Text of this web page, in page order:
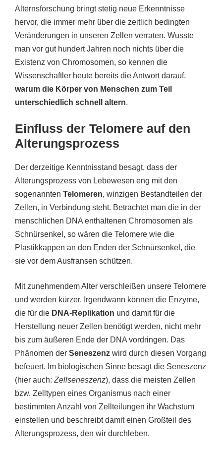
Alternsforschung bringt stetig neue Erkenntnisse
hervor, die immer mehr über die zeitlich bedingten
Veränderungen in unseren Zellen verraten. Wusste
man vor gut hundert Jahren noch nichts über die
Existenz von Chromosomen, so kennen die
Wissenschaftler heute bereits die Antwort darauf,
warum die Körper von Menschen zum Teil
unterschiedlich schnell altern.
Einfluss der Telomere auf den
Alterungsprozess
Der derzeitige Kenntnisstand besagt, dass der
Alterungsprozess von Lebewesen eng mit den
sogenannten Telomeren, winzigen Bestandteilen der
Zellen, in Verbindung steht. Betrachtet man die in der
menschlichen DNA enthaltenen Chromosomen als
Schnürsenkel, so wären die Telomere wie die
Plastikkappen an den Enden der Schnürsenkel, die
sie vor dem Ausfransen schützen.
Mit zunehmendem Alter verschleißen unsere Telomere
und werden kürzer. Irgendwann können die Enzyme,
die für die DNA-Replikation und damit für die
Herstellung neuer Zellen benötigt werden, nicht mehr
bis zum äußeren Ende der DNA vordringen. Das
Phänomen der Seneszenz wird durch diesen Vorgang
befeuert. Im biologischen Sinne besagt die Seneszenz
(hier auch: Zellseneszenz), dass die meisten Zellen
bzw. Zelltypen eines Organismus nach einer
bestimmten Anzahl von Zellteilungen ihr Wachstum
einstellen und beschreibt damit einen Großteil des
Alterungsprozess, den wir durchleben.